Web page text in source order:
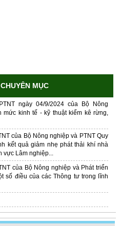
MỤC
ngày 04/9/2024 của Bộ Nông
kinh tế - kỹ thuật kiểm kê rừng,
của Bộ Nông nghiệp và PTNT Quy
kết quả giảm nhẹ phát thải khí nhà
Lâm nghiệp...
của Bộ Nông nghiệp và Phát triển
số điều của các Thông tư trong lĩnh